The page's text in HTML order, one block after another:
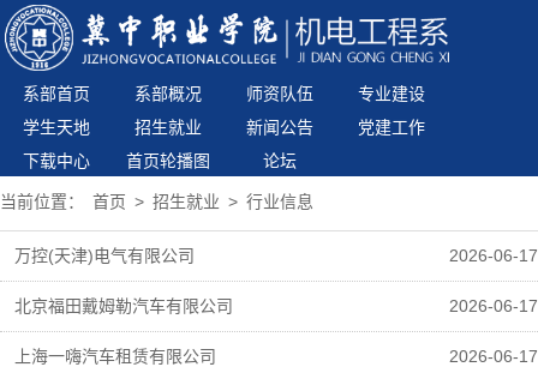
系部首页 系部概况 师资队伍
专业建设
学生天地
招生就业 新闻公告
党建工作
下载中心
首页轮播图 论坛
当前位置： 首页 > 招生就业 > 行业信息
万控(天津)电气有限公司 2026-06-17
北京福田戴姆勒汽车有限公司 2026-06-17
上海一嗨汽车租赁有限公司 2026-06-17